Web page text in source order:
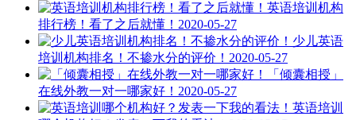
英语培训机构
排行榜！看了之后就懂！ 2020-05-27
少儿英语
培训机构排名！不掺水分的评价！ 2020-05-27
「倾囊相授」
在线外教一对一哪家好！ 2020-05-27
英语培训